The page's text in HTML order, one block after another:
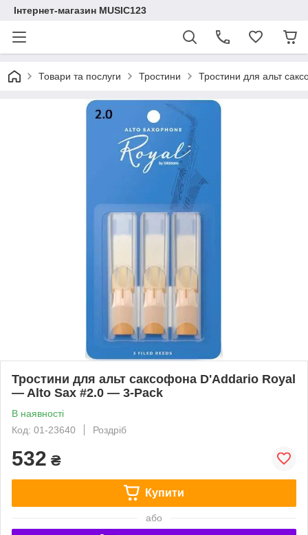
Інтернет-магазин MUSIC123
Товари та послуги Тростини Тростини для альт
Тростини для альт саксофона D'Addario Royal
— Alto Sax #2.0 — 3-Pack
В наявності
Код: 01-23640
Роздріб
532 ₴
Купити
або